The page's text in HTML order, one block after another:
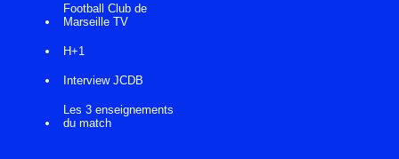
Football Club de
Marseille TV
H+1
Interview JCDB
Les 3 enseignements
du match